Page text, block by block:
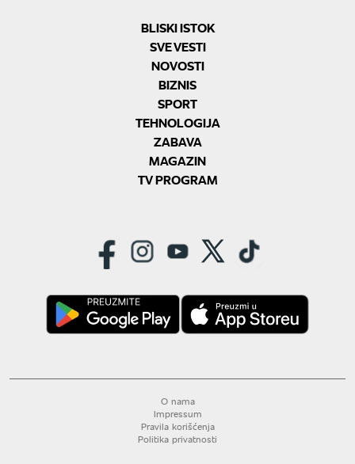
BLISKI ISTOK
SVE VESTI
NOVOSTI
BIZNIS
SPORT
TEHNOLOGIJA
ZABAVA
MAGAZIN
TV PROGRAM
O nama
Impressum
Pravila korišćenja
Politika privatnosti